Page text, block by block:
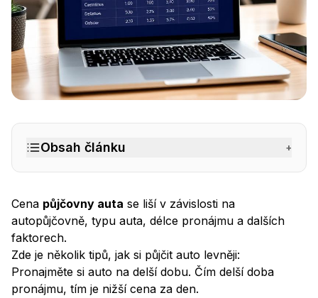
Obsah článku +
Cena půjčovny auta se liší v závislosti na
autopůjčovně, typu auta, délce pronájmu a dalších
faktorech.
Zde je několik tipů, jak si půjčit auto levněji:
Pronajměte si auto na delší dobu. Čím delší doba
pronájmu, tím je nižší cena za den.